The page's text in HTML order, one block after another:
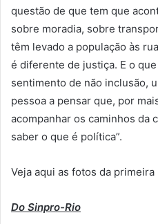
questão de que tem que
sobre moradia, sobre
têm levado a população às
é diferente de justiça. E o
sentimento de não inclusão,
pessoa a pensar que, por
acompanhar os caminhos da
saber o que é política”.
Veja aqui as fotos da primeira
Do Sinpro-Rio